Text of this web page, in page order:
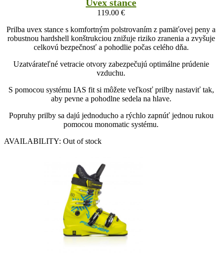
Uvex stance
119.00 €
Prilba uvex stance s komfortným polstrovaním z pamäťovej peny a
robustnou hardshell konštrukciou znižuje riziko zranenia a zvyšuje
celkovú bezpečnosť a pohodlie počas celého dňa.
Uzatvárateľné vetracie otvory zabezpečujú optimálne prúdenie
vzduchu.
S pomocou systému IAS fit si môžete veľkosť prilby nastaviť tak,
aby pevne a pohodlne sedela na hlave.
Popruhy prilby sa dajú jednoducho a rýchlo zapnúť jednou rukou
pomocou monomatic systému.
AVAILABILITY: Out of stock